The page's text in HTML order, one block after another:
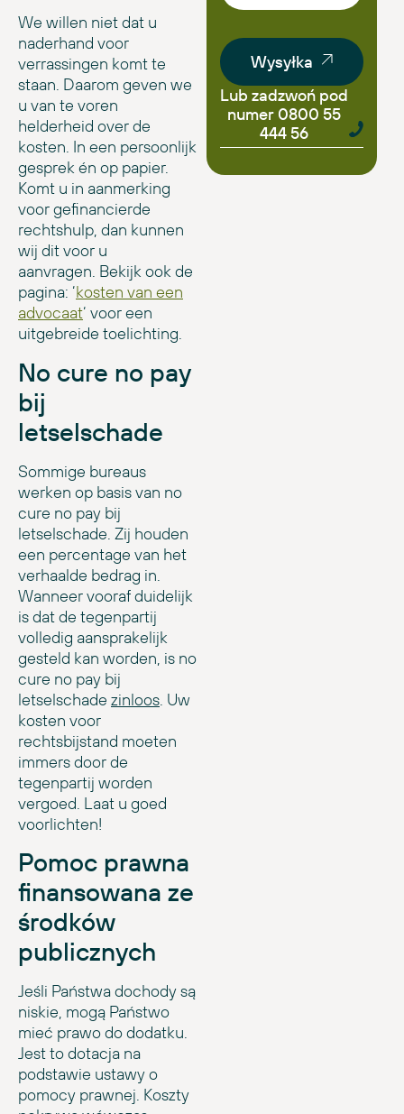
We willen niet dat u
naderhand voor
verrassingen komt te
staan. Daarom geven we
u van te voren
helderheid over de
kosten. In een persoonlijk
gesprek én op papier.
Komt u in aanmerking
voor gefinancierde
rechtshulp, dan kunnen
wij dit voor u
aanvragen. Bekijk ook de
pagina: ‘kosten van een
advocaat‘ voor een
uitgebreide toelichting.
No cure no pay
bij
letselschade
Sommige bureaus
werken op basis van no
cure no pay bij
letselschade. Zij houden
een percentage van het
verhaalde bedrag in.
Wanneer vooraf duidelijk
is dat de tegenpartij
volledig aansprakelijk
gesteld kan worden, is no
cure no pay bij
letselschade zinloos. Uw
kosten voor
rechtsbijstand moeten
immers door de
tegenpartij worden
vergoed. Laat u goed
voorlichten!
Pomoc prawna
finansowana ze
środków
publicznych
Jeśli Państwa dochody są
niskie, mogą Państwo
mieć prawo do dodatku.
Jest to dotacja na
podstawie ustawy o
pomocy prawnej. Koszty
Wysyłka
Lub zadzwoń pod
numer 0800 55
444 56